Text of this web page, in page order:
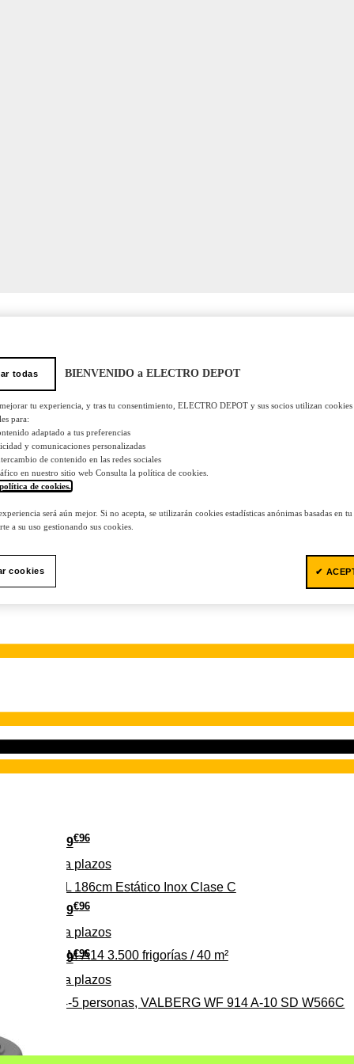
279€96
Pago a plazos
para 4-5 personas, VALBERG WF 914 A-10 SD W566C
349€96
Pago a plazos
315 C 315L 186cm Estático Inox Clase C
369€96
Pago a plazos
CLIM-A14 3.500 frigorías / 40 m²
todas BIENVENIDO a ELECTRO DEPOT
tu experiencia, y tras tu consentimiento, ELECTRO DEPOT y sus socios utilizan cookies
para:
adaptado a tus preferencias
y comunicaciones personalizadas
de contenido en las redes sociales
en nuestro sitio web Consulta la política de cookies.
de cookies.
será aún mejor. Si no acepta, se utilizarán cookies estadísticas anónimas basadas en tu
a su uso gestionando sus cookies.
cookies ✔